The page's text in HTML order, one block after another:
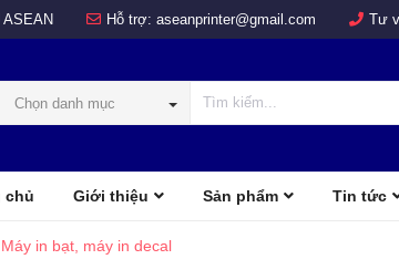
Hỗ trợ: aseanprinter@gmail.com Tư
Chọn danh mục
chủ Giới thiệu Sản phẩm Tin tức
in bạt, máy in decal